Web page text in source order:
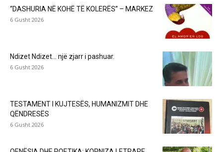
“DASHURIA NË KOHË TË KOLERËS” – MARKEZ
6 Gusht 2026
Ndizet Ndizet… një zjarr i pashuar.
6 Gusht 2026
TESTAMENT I KUJTESËS, HUMANIZMIT DHE
QËNDRESËS
6 Gusht 2026